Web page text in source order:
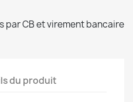
par CB et virement bancaire
du produit